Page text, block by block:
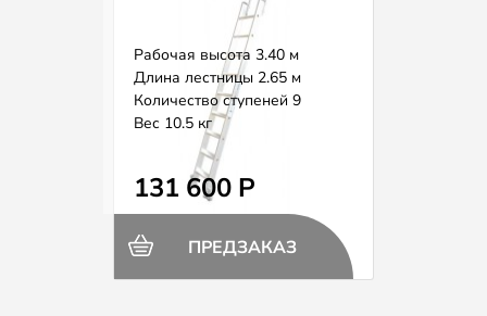
Рабочая высота 3.40 м
Длина лестницы 2.65 м
Количество ступеней 9
Вес 10.5 кг
131 600 Р
ПРЕДЗАКАЗ